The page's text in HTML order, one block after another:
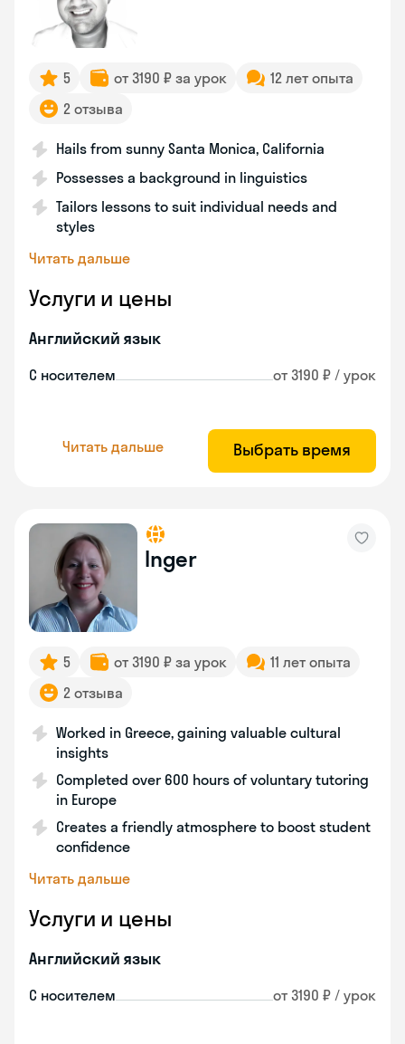
5 от 3190 ₽ за урок
12 лет опыта
2 отзыва
Hails from sunny Santa Monica, California
Possesses a background in linguistics
Tailors lessons to suit individual needs and
styles
Читать дальше
Услуги и цены
Английский язык
С носителем от 3190 ₽ / урок
Читать дальше Выбрать время
Inger
5 от 3190 ₽ за урок
11 лет опыта
2 отзыва
Worked in Greece, gaining valuable cultural
insights
Completed over 600 hours of voluntary tutoring
in Europe
Creates a friendly atmosphere to boost student
confidence
Читать дальше
Услуги и цены
Английский язык
С носителем от 3190 ₽ / урок